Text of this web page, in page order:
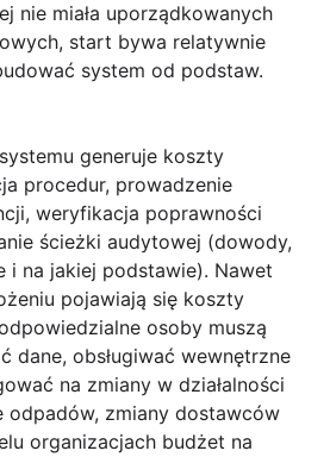
nie miała uporządkowanych
start bywa relatywnie
system od podstaw.
generuje koszty
procedur, prowadzenie
weryfikacja poprawności
ścieżki audytowej (dowody,
i na jakiej podstawie). Nawet
pojawiają się koszty
osoby muszą
dane, obsługiwać wewnętrzne
na zmiany w działalności
odpadów, zmiany dostawców
organizacjach budżet na